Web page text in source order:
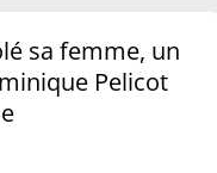
sa femme, un
Pelicot